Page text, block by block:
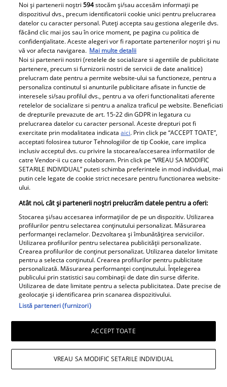
Daniela Nane, dezvăluiri după
despărțirea de Octavian Ene. Cum se
simte actrița: „Nu simt nicio lipsă”
Andreea Popescu și fosta soacră, schimb
de replici. Ce i-a spus mama lui Rareș
Cojoc influenceriței: „Am găsit soluția”
Noi și partenerii noștri594stocăm și/sau accesăm informații pe
dispozitivul dvs., precum identificatorii cookie unici pentru prelucrarea
datelor cu caracter personal. Puteți accepta sau gestiona alegerile dvs.
făcând clic mai jos sau în orice moment, pe pagina cu politica de
confidențialitate. Aceste alegeri vor fi raportate partenerilor noștri și nu
vă vor afecta navigarea. Mai multe detalii
Noi si partenerii nostri (retelele de socializare si agentiile de publicitate
partenere, precum si furnizorii nostri de servicii de date analitice)
prelucram date pentru a permite website-ului sa functioneze, pentru a
personaliza continutul si anunturile publicitare afisate in functie de
interesele si/sau profilul dvs., pentru a va oferi functionalitati aferente
retelelor de socializare si pentru a analiza traficul pe website. Beneficiati
de drepturile prevazute de art. 15-22 din GDPR in legatura cu
prelucrarea datelor cu caracter personal. Aceste drepturi pot fi
exercitate prin modalitatea indicataaici. Prin click pe “ACCEPT TOATE”,
acceptati folosirea tuturor Tehnologiilor de tip Cookie, care implica
inclusiv acceptul dvs. cu privire la stocarea/accesarea informatiilor de
catre Vendor-ii cu care colaboram. Prin click pe “VREAU SA MODIFIC
SETARILE INDIVIDUAL” puteti schimba preferintele in mod individual, mai
putin cele legate de cookie strict necesare pentru functionarea website-
ului.
Atât noi, cât și partenerii noștri prelucrăm datele pentru a oferi:
Stocarea și/sau accesarea informațiilor de pe un dispozitiv. Utilizarea
profilurilor pentru selectarea conținutului personalizat. Măsurarea
performanței reclamelor. Dezvoltarea și îmbunătățirea serviciilor.
Utilizarea profilurilor pentru selectarea publicității personalizate.
Crearea profilurilor de conținut personalizat. Utilizarea datelor limitate
pentru a selecta conținutul. Crearea profilurilor pentru publicitate
personalizată. Măsurarea performanței conținutului. Înțelegerea
publicului prin statistici sau combinații de date din surse diferite.
Utilizarea de date limitate pentru a selecta publicitatea. Date precise de
geolocație și identificarea prin scanarea dispozitivului.
Listă parteneri (furnizori)
ACCEPT TOATE
VREAU SA MODIFIC SETARILE INDIVIDUAL